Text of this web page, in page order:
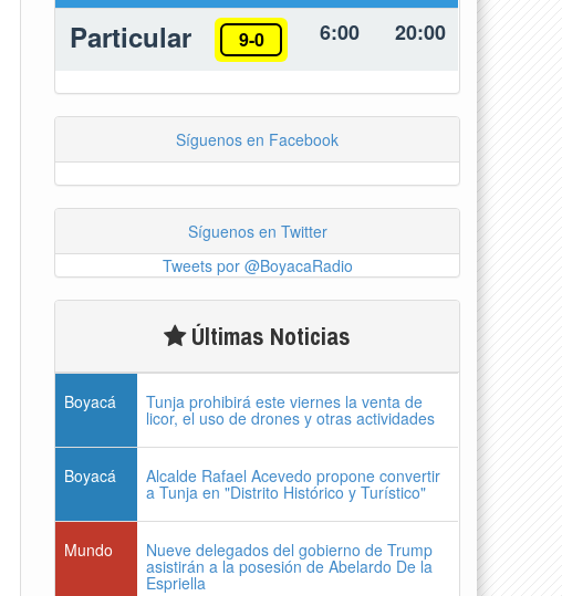
Particular 9-0 6:00 20:00
Síguenos en Facebook
Síguenos en Twitter
Tweets por @BoyacaRadio
Últimas Noticias
Boyacá Tunja prohibirá este viernes la venta de
licor, el uso de drones y otras actividades
Boyacá Alcalde Rafael Acevedo propone convertir
a Tunja en "Distrito Histórico y Turístico"
Mundo Nueve delegados del gobierno de Trump
asistirán a la posesión de Abelardo De la
Espriella